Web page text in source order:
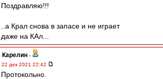
Поздравляю!!!
..а Крал снова в запасе и не играет
даже на КАл...
Карелин -
22 дек 2021 22:42
Протокольно.